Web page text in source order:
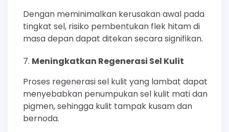
Dengan meminimalkan kerusakan awal pada
tingkat sel, risiko pembentukan flek hitam di
masa depan dapat ditekan secara signifikan.
Meningkatkan Regenerasi Sel Kulit
Proses regenerasi sel kulit yang lambat dapat
menyebabkan penumpukan sel kulit mati dan
pigmen, sehingga kulit tampak kusam dan
bernoda.